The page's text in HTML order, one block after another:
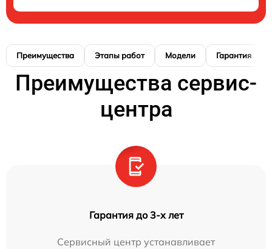
Преимущества Этапы работ Модели Гарантия
Преимущества сервис-
центра
Гарантия до 3-х лет
Сервисный центр устанавливает